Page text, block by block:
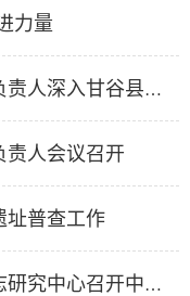
力量
谷县调研红色教育资源
责人会议召开
址普查工作
《国定“三区三州”天祝藏族自治县脱贫攻坚口述实录...